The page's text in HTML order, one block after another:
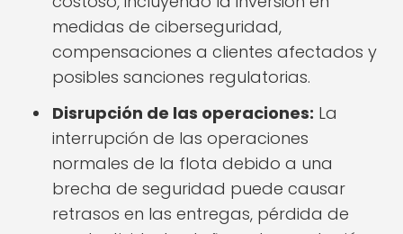
medidas de ciberseguridad,
compensaciones a clientes afectados y
posibles sanciones regulatorias.
Disrupción de las operaciones: La
interrupción de las operaciones
normales de la flota debido a una
brecha de seguridad puede causar
retrasos en las entregas, pérdida de